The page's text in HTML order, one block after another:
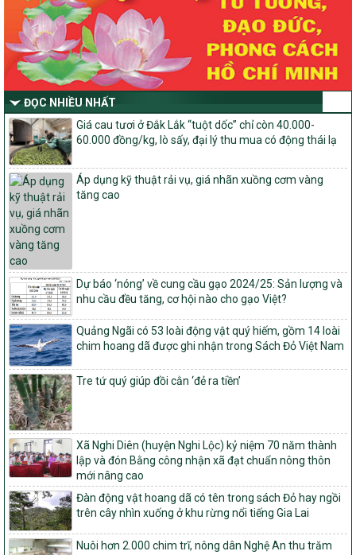
Thông tư Số 23/2026/TT-BNNMT
Thông tư Hướng dẫn thực hiện một số nội dung Chương trình
mục tiêu quốc gia xây dựng nông thôn mới, giảm nghèo bền
vững và phát triển kinh tế – xã hội vùng đồng bào dân tộc thiểu
số và miền núi giai đoạn 2026-2030 thuộc phạm vi quản lý nhà
nước của Bộ Nông nghiệp và Môi trường
Quyết định số: 26/2026/QĐ-TTg
Quyết định ban hành Bộ tiêu chí và quy trình đánh giá, phân hạng
sản phẩm Mỗi xã một sản phẩm
số: 19/2026/QĐ-TTg
Quy định điều kiện, trình tự, thủ tục, hồ sơ xét, công nhận, công bố
và thu hồi quyết định công nhận xã đạt chuẩn nông thôn mới, xã
đạt nông thôn mới hiện đại và tỉnh, thành phố hoàn thành nhiệm
vụ xây dựng nông thôn mới giai đoạn 2026 – 2030
Quyết định số 16/2026/QĐ-TTg
Quy định nguyên tắc, tiêu chí, định mức phân bổ ngân sách trung
ương và tỉ lệ vốn đối ứng ngân sách của địa phương thực hiện
Chương trình mục tiêu quốc gia xây dựng nông thôn mới, giảm
nghèo bền vững và phát triển kinh tế – xã hội vùng đồng bào dân
tộc thiểu số và miền núi giai đoạn 2026 – 2030
1451/QĐ-UBND
Phê duyệt danh sách các xã thuộc nhóm 1, nhóm 2, nhóm 3
trong xây dựng nông thôn mới giai đoạn 2026-2030 trên địa bàn
tỉnh Nghệ An
103/PTNT-NTM
Về việc đăng ký thực hiện Dự án liên kết theo chuỗi giá trị thuộc
Dự án 2 – Chương trình Mục tiêu quốc gia Giảm nghèo bền vững
giai đoạn 2021-2025 được kéo dài sang năm 2026
827/QĐ-BNNMT
Quyết định Ban hành Kế hoạch triển khai thực hiện Chương trình
mục tiêu quốc gia xây dựng nông thôn mới, giảm nghèo bền
vững và phát triển kinh tế – xã hội vùng đồng bào dân tộc thiểu
ĐỌC NHIỀU NHẤT
Giá cau tươi ở Đắk Lắk “tuột dốc” chỉ còn 40.000-
60.000 đồng/kg, lò sấy, đại lý thu mua có động thái lạ
Áp dụng kỹ thuật rải vụ, giá nhãn xuồng cơm vàng
tăng cao
Dự báo ‘nóng’ về cung cầu gạo 2024/25: Sản lượng và
nhu cầu đều tăng, cơ hội nào cho gạo Việt?
Quảng Ngãi có 53 loài động vật quý hiếm, gồm 14 loài
chim hoang dã được ghi nhận trong Sách Đỏ Việt Nam
Tre tứ quý giúp đồi cằn ‘đẻ ra tiền’
Xã Nghi Diên (huyện Nghi Lộc) kỷ niệm 70 năm thành
lập và đón Bằng công nhận xã đạt chuẩn nông thôn
mới nâng cao
Đàn động vật hoang dã có tên trong sách Đỏ hay ngồi
trên cây nhìn xuống ở khu rừng nổi tiếng Gia Lai
Nuôi hơn 2.000 chim trĩ, nông dân Nghệ An thu trăm